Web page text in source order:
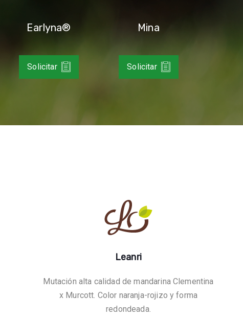
Earlyna®
Solicitar
Mina
Solicitar
Leanri
Mutación alta calidad de mandarina Clementina
x Murcott. Color naranja-rojizo y forma
redondeada.